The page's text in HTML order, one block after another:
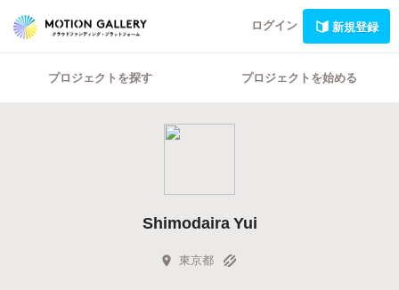
ログイン 新規登録
プロジェクトを探す プロジェクトを始める
Shimodaira Yui
東京都